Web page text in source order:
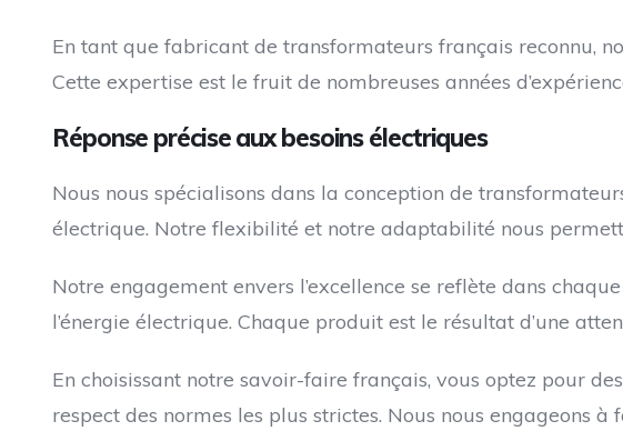
En tant que fabricant de transformateurs français reconnu,
Cette expertise est le fruit de nombreuses années
Réponse précise aux besoins électriques
Nous nous spécialisons dans la conception de
électrique. Notre flexibilité et notre adaptabilité nous
Notre engagement envers l’excellence se reflète dans
l’énergie électrique. Chaque produit est le résultat d’une
En choisissant notre savoir-faire français, vous optez pour
respect des normes les plus strictes. Nous nous engageons